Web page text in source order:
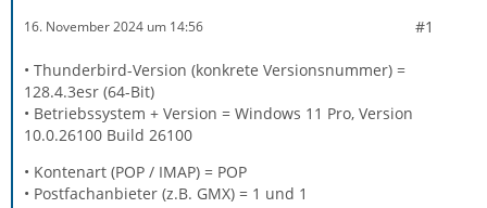
16. November 2024 um 14:56 #1
• Thunderbird-Version (konkrete Versionsnummer) =
128.4.3esr (64-Bit)
• Betriebssystem + Version = Windows 11 Pro, Version
10.0.26100 Build 26100
• Kontenart (POP / IMAP) = POP
• Postfachanbieter (z.B. GMX) = 1 und 1